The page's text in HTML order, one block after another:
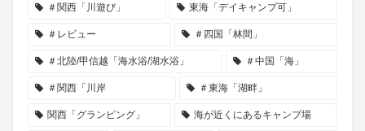
＃関西「川遊び」 東海「デイキャンプ可」
＃レビュー ＃四国「林間」
＃北陸/甲信越「海水浴/湖水浴」 ＃中国「海」
＃関西「川岸 ＃東海「湖畔」
関西「グランピング」 海が近くにあるキャンプ場